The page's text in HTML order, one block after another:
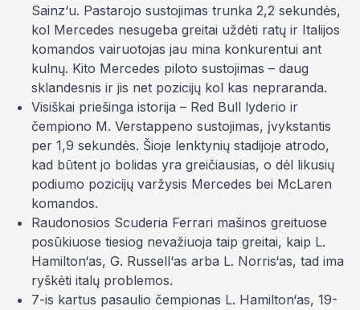
Sainz‘u. Pastarojo sustojimas trunka 2,2 sekundės,
kol Mercedes nesugeba greitai uždėti ratų ir Italijos
komandos vairuotojas jau mina konkurentui ant
kulnų. Kito Mercedes piloto sustojimas – daug
sklandesnis ir jis net pozicijų kol kas nepraranda.
Visiškai priešinga istorija – Red Bull lyderio ir
čempiono M. Verstappeno sustojimas, įvykstantis
per 1,9 sekundės. Šioje lenktynių stadijoje atrodo,
kad būtent jo bolidas yra greičiausias, o dėl likusių
podiumo pozicijų varžysis Mercedes bei McLaren
komandos.
Raudonosios Scuderia Ferrari mašinos greituose
posūkiuose tiesiog nevažiuoja taip greitai, kaip L.
Hamilton‘as, G. Russell‘as arba L. Norris‘as, tad ima
ryškėti italų problemos.
7-is kartus pasaulio čempionas L. Hamilton‘as, 19-